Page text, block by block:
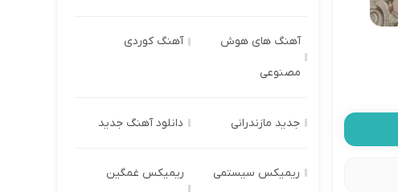
آهنگ های هوش
مصنوعی
آهنگ کوردی
جدید مازندرانی دانلود آهنگ جدید
ریمیکس سیستمی ریمیکس غمگین